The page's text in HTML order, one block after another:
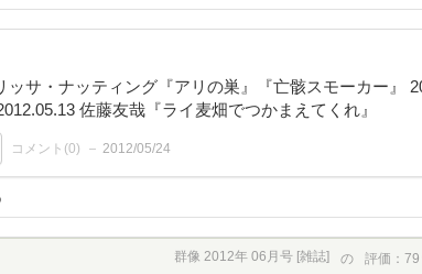
ッサ・ナッティング『アリの巣』『亡骸スモーカー』
佐藤友哉『ライ麦畑でつかまえてくれ』
コメント(0) 2012/05/24
群像 2012年 06月号 [雑誌] の 評価 79